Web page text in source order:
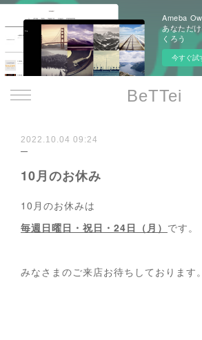
Ameba
あなただ
くろう
今すぐ試
BeTTei
2022.10.04 09:24
10月のお休み
10月のお休みは
毎週日曜日・祝日・24日（月） です。
みなさまのご来店お待ちしております。